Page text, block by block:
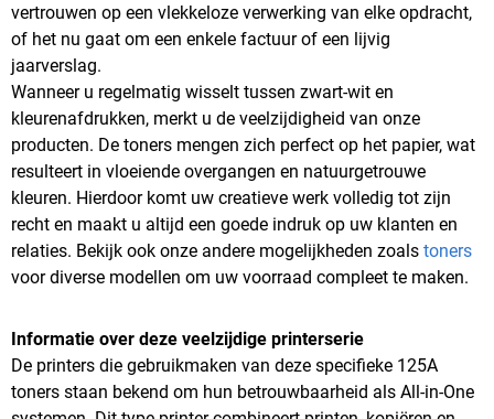
vertrouwen op een vlekkeloze verwerking van elke opdracht,
of het nu gaat om een enkele factuur of een lijvig
jaarverslag.
Wanneer u regelmatig wisselt tussen zwart-wit en
kleurenafdrukken, merkt u de veelzijdigheid van onze
producten. De toners mengen zich perfect op het papier, wat
resulteert in vloeiende overgangen en natuurgetrouwe
kleuren. Hierdoor komt uw creatieve werk volledig tot zijn
recht en maakt u altijd een goede indruk op uw klanten en
relaties. Bekijk ook onze andere mogelijkheden zoals toners
voor diverse modellen om uw voorraad compleet te maken.
Informatie over deze veelzijdige printerserie
De printers die gebruikmaken van deze specifieke 125A
toners staan bekend om hun betrouwbaarheid als All-in-One